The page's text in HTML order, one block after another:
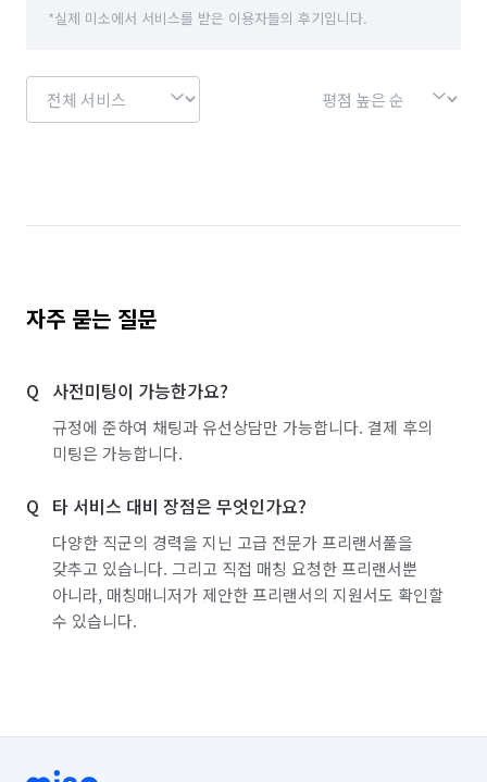
* 피톤치드 연무 분사 서비스 (새집증후군 및 방역효과) * 수전
*실제 미소에서 서비스를 받은 이용자들의 후기입니다.
자주 묻는 질문
사전미팅이 가능한가요?
규정에 준하여 채팅과 유선상담만 가능합니다. 결제 후의
미팅은 가능합니다.
타 서비스 대비 장점은 무엇인가요?
다양한 직군의 경력을 지닌 고급 전문가 프리랜서풀을
갖추고 있습니다. 그리고 직접 매칭 요청한 프리랜서뿐
아니라, 매칭매니저가 제안한 프리랜서의 지원서도 확인할
수 있습니다.